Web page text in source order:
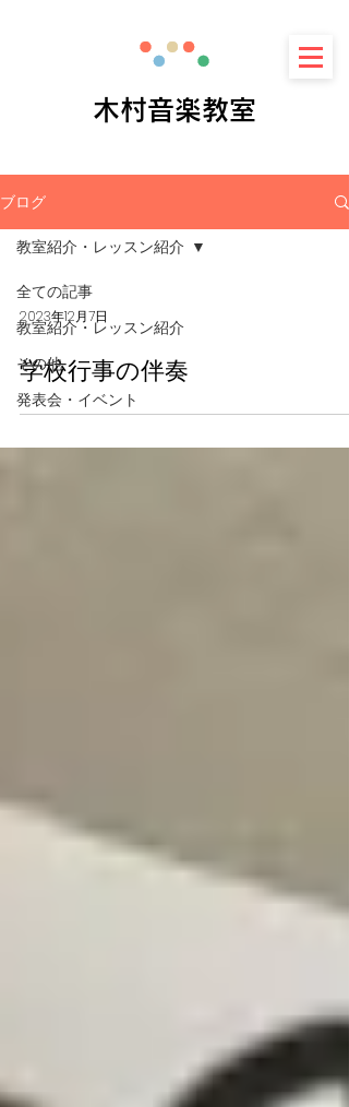
​木村音楽教室
ブログ
全ての記事
教室紹介・レッスン紹介
その他
発表会・イベント
教室紹介・レッスン紹介
2023年12月7日
学校行事の伴奏